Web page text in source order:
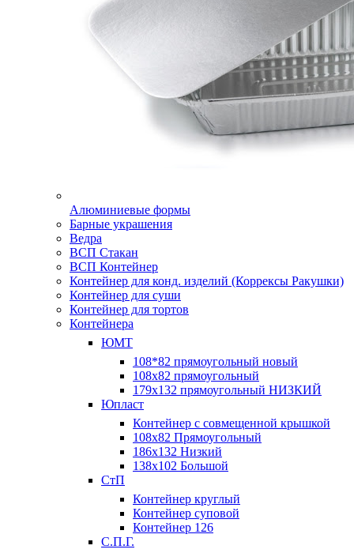
Алюминиевые формы
Барные украшения
Ведра
ВСП Стакан
ВСП Контейнер
Контейнер для конд. изделий (Коррексы Ракушки)
Контейнер для суши
Контейнер для тортов
Контейнера
ЮМТ
108*82 прямоугольный новый
108х82 прямоугольный
179х132 прямоугольный НИЗКИЙ
Юпласт
Контейнер с совмещенной крышкой
108х82 Прямоугольный
186х132 Низкий
138х102 Большой
СтП
Контейнер круглый
Контейнер суповой
Контейнер 126
С.П.Г.